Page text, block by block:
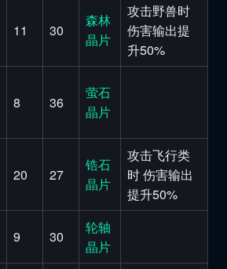
11 30
森林
晶片
攻击野兽时
伤害输出提
升50%
8 36
萤石
晶片
20 27
锆石
晶片
攻击飞行类
时 伤害输出
提升50%
9 30
轮轴
晶片